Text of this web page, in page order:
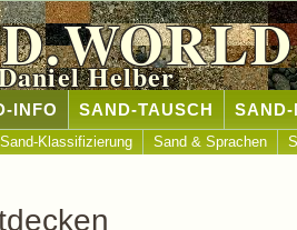
Helber
INFO SAND-TAUSCH SAND-
Sand-Klassifizierung Sand & Sprachen